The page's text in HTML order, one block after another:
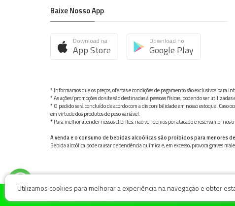
Baixe Nosso App
Download na
App Store
Download no
Google Play
* Informamos que os preços, ofertas e condições de pagamento são exclusivos para
* As ações/promoções do site são destinadas à pessoas físicas, podendo ser
* O pedido será concluído de acordo com a disponibilidade em nosso estoque. Caso
em virtude dos produtos de peso variável.
* Para melhor atender nossos clientes, não vendemos por atacado e reservamo-
A venda e o consumo de bebidas alcoólicas são proibidos para menores
Bebida alcoólica pode causar dependência química e, em excesso, provoca graves
Utilizamos cookies para melhorar a experiência na navegação e obter